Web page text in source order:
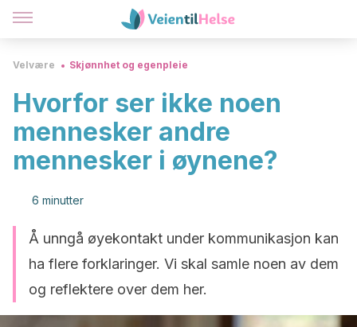
Velvære Skjønnhet og egenpleie
Hvorfor ser ikke noen
mennesker andre
mennesker i øynene?
6 minutter
Å unngå øyekontakt under kommunikasjon kan
ha flere forklaringer. Vi skal samle noen av dem
og reflektere over dem her.